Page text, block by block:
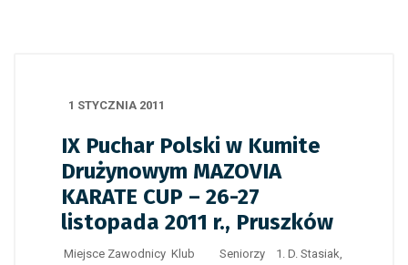
1 STYCZNIA 2011
IX Puchar Polski w Kumite
Drużynowym MAZOVIA
KARATE CUP – 26-27
listopada 2011 r., Pruszków
Miejsce Zawodnicy Klub Seniorzy 1. D. Stasiak,